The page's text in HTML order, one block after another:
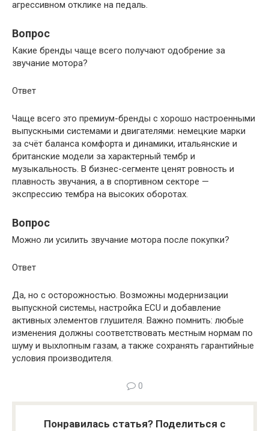
агрессивном отклике на педаль.
Вопрос
Какие бренды чаще всего получают одобрение за
звучание мотора?
Ответ
Чаще всего это премиум-бренды с хорошо настроенными
выпускными системами и двигателями: немецкие марки
за счёт баланса комфорта и динамики, итальянские и
британские модели за характерный тембр и
музыкальность. В бизнес-сегменте ценят ровность и
плавность звучания, а в спортивном секторе —
экспрессию тембра на высоких оборотах.
Вопрос
Можно ли усилить звучание мотора после покупки?
Ответ
Да, но с осторожностью. Возможны модернизации
выпускной системы, настройка ECU и добавление
активных элементов глушителя. Важно помнить: любые
изменения должны соответствовать местным нормам по
шуму и выхлопным газам, а также сохранять гарантийные
условия производителя.
0
Понравилась статья? Поделиться с